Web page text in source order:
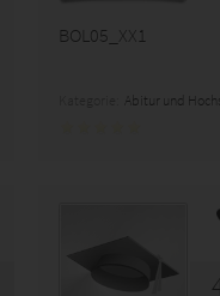
BOL05_XX1
Abitur und